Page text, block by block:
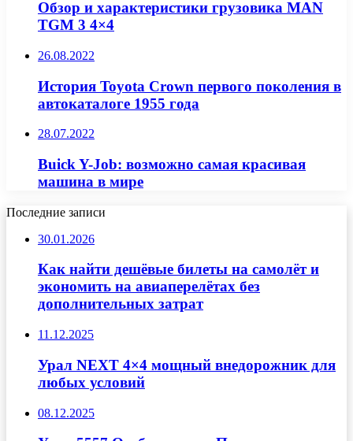
Обзор и характеристики грузовика MAN
TGM 3 4×4
26.08.2022
История Toyota Crown первого поколения в
автокаталоге 1955 года
28.07.2022
Buick Y-Job: возможно самая красивая
машина в мире
Последние записи
30.01.2026
Как найти дешёвые билеты на самолёт и
экономить на авиаперелётах без
дополнительных затрат
11.12.2025
Урал NEXT 4×4 мощный внедорожник для
любых условий
08.12.2025